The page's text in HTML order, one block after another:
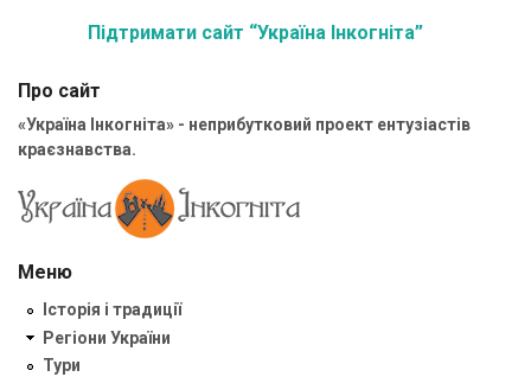
Підтримати сайт “Україна Інкогніта”
Про сайт
«Україна Інкогніта» - неприбутковий проект ентузіастів
краєзнавства.
Меню
Історія і традиції
Регіони України
Тури